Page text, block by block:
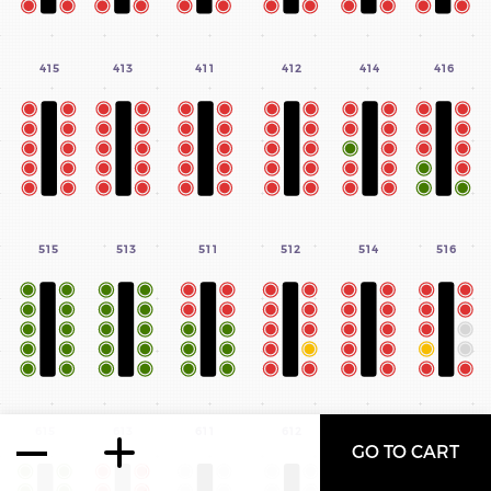
©2024 – QUÉBEC ISSIME, RÉALISÉ PAR L’AGENCE DÉCLIC
415 413 411 412 414 416
515 513 511 512 514 516
GO TO CART